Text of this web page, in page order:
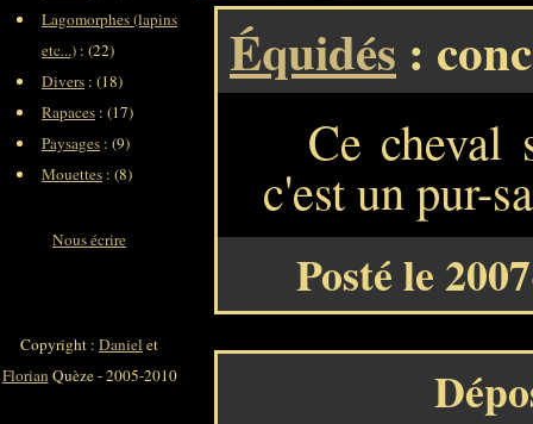
Équidés :
Ce cheval
c'est un pur-
Posté le
Lagomorphes (lapins
etc...) : (22)
Divers : (18)
Rapaces : (17)
Paysages : (9)
Mouettes : (8)
Nous écrire
Copyright : Daniel et
FlorianQuèze - 2005-2010